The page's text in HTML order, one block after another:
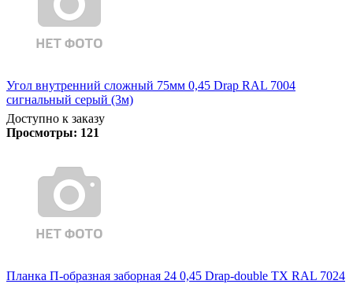
Угол внутренний сложный 75мм 0,45 Drap RAL 7004
сигнальный серый (3м)
Доступно к заказу
Просмотры: 121
Планка П-образная заборная 24 0,45 Drap-double TX RAL 7024